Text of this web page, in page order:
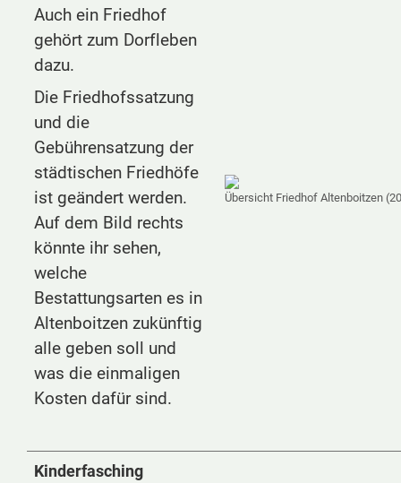
Auch ein Friedhof
gehört zum Dorfleben
dazu.
Die Friedhofssatzung
und die
Gebührensatzung der
städtischen Friedhöfe
ist geändert werden.
Auf dem Bild rechts
könnte ihr sehen,
welche
Bestattungsarten es in
Altenboitzen zukünftig
alle geben soll und
was die einmaligen
Kosten dafür sind.
Übersicht Friedhof Altenboitzen
Kinderfasching